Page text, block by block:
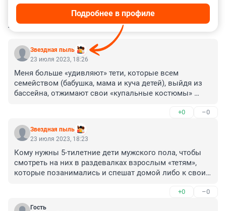
КОММЕНТАРИИ 425
Звездная пыль
Подробнее в профиле
23 июля 2023, 18:26
Меня больше «удивляют» тети, которые всем
семейством (бабушка, мама и куча детей), выйдя из
бассейна, отжимают свои «купальные костюмы»
+0 –0
Звездная пыль
23 июля 2023, 18:23
Кому нужны 5-тилетние дети мужского пола, чтобы
смотреть на них в раздевалках взрослым «тетям»,
которые позанимались и спешат домой либо к своим
+0 –0
Гость